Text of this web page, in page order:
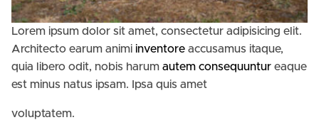
Lorem ipsum dolor sit amet, consectetur adipisicing elit.
Architecto earum animi inventore accusamus itaque,
quia libero odit, nobis harum autem consequuntur eaque
est minus natus ipsam. Ipsa quis amet
voluptatem.